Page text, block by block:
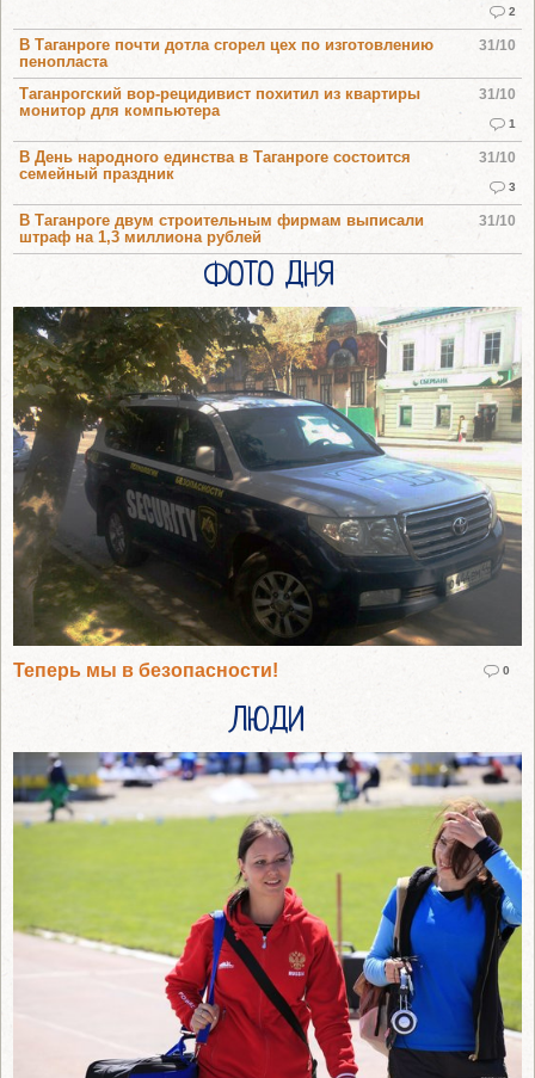
2
31/10
В Таганроге почти дотла сгорел цех по изготовлению
пенопласта
31/10
1
Таганрогский вор-рецидивист похитил из квартиры
монитор для компьютера
31/10
3
В День народного единства в Таганроге состоится
семейный праздник
31/10
В Таганроге двум строительным фирмам выписали
штраф на 1,3 миллиона рублей
ФОТО ДНЯ
Теперь мы в безопасности! 0
ЛЮДИ